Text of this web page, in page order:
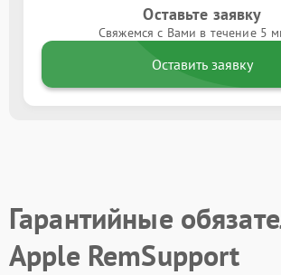
Оставьте заявку
Свяжемся с Вами в течение 5
Оставить заявку
Гарантийные
Apple RemSupport